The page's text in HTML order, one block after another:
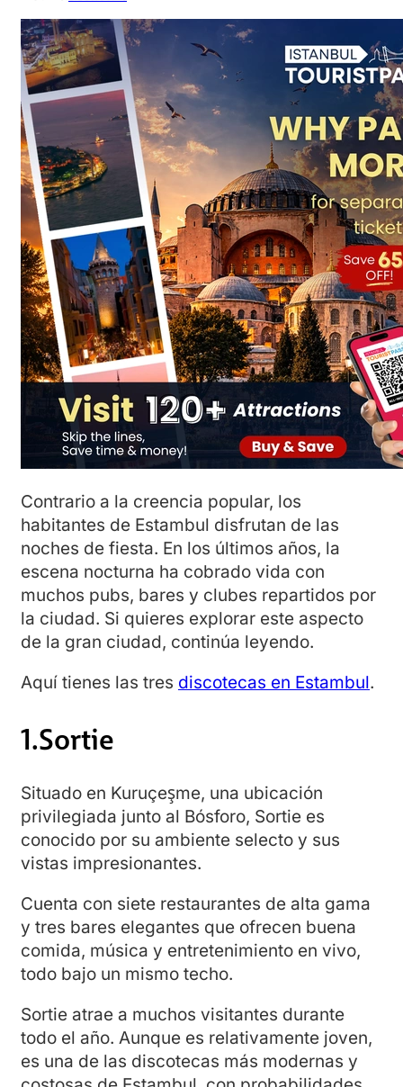
Contrario a la creencia popular, los
habitantes de Estambul disfrutan de las
noches de fiesta. En los últimos años, la
escena nocturna ha cobrado vida con
muchos pubs, bares y clubes repartidos por
la ciudad. Si quieres explorar este aspecto
de la gran ciudad, continúa leyendo.
Aquí tienes las tres discotecas en Estambul.
1.Sortie
Situado en Kuruçeşme, una ubicación
privilegiada junto al Bósforo, Sortie es
conocido por su ambiente selecto y sus
vistas impresionantes.
Cuenta con siete restaurantes de alta gama
y tres bares elegantes que ofrecen buena
comida, música y entretenimiento en vivo,
todo bajo un mismo techo.
Sortie atrae a muchos visitantes durante
todo el año. Aunque es relativamente joven,
es una de las discotecas más modernas y